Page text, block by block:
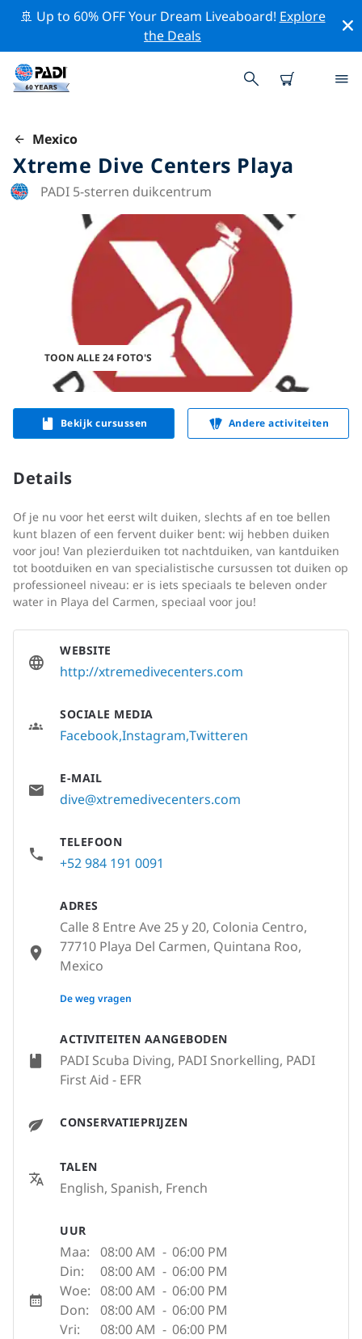
🚢 Up to 60% OFF Your Dream Liveaboard! Explore
the Deals
Mexico
Xtreme Dive Centers Playa
PADI 5-sterren duikcentrum
TOON ALLE 24 FOTO'S
Bekijk cursussen Andere activiteiten
Details
Of je nu voor het eerst wilt duiken, slechts af en toe bellen
kunt blazen of een fervent duiker bent: wij hebben duiken
voor jou! Van plezierduiken tot nachtduiken, van kantduiken
tot bootduiken en van specialistische cursussen tot duiken op
professioneel niveau: er is iets speciaals te beleven onder
water in Playa del Carmen, speciaal voor jou!
ACTIVITEITEN AANGEBODEN
PADI Scuba Diving, PADI Snorkelling, PADI
First Aid - EFR
CONSERVATIEPRIJZEN
TALEN
English, Spanish, French
UUR
Maa: 08:00 AM - 06:00 PM
Din:
08:00 AM - 06:00 PM
Woe: 08:00 AM - 06:00 PM
Don:
08:00 AM - 06:00 PM
Vri:
08:00 AM - 06:00 PM
WEBSITE
http://xtremedivecenters.com
SOCIALE MEDIA
FacebookInstagram Twitteren
E-MAIL
dive@xtremedivecenters.com
TELEFOON
+52 984 191 0091
ADRES
Calle 8 Entre Ave 25 y 20, Colonia Centro,
77710 Playa Del Carmen, Quintana Roo,
Mexico
None
De weg vragen